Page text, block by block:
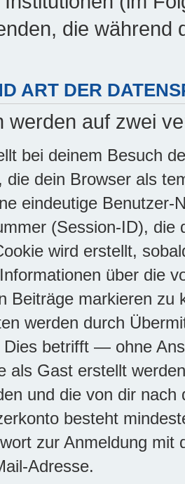
die während
ART DER
werden auf zwei
bei deinem Besuch
die dein Browser als
eindeutige
(Session-ID), die
wird erstellt,
über die
Beiträge markieren zu
werden durch
Dies betrifft — ohne
als Gast erstellt
und die von dir
besteht
zur Anmeldung mit
Adresse.